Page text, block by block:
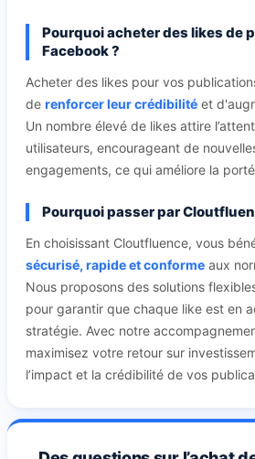
Pourquoi acheter des likes de
Facebook ?
Acheter des likes pour vos
de renforcer leur crédibilité et
Un nombre élevé de likes attire
utilisateurs, encourageant de
engagements, ce qui améliore la
Pourquoi passer par
En choisissant Cloutfluence, vous
sécurisé, rapide et conforme aux
Nous proposons des solutions
pour garantir que chaque like est en
stratégie. Avec notre
maximisez votre retour sur
l’impact et la crédibilité de vos